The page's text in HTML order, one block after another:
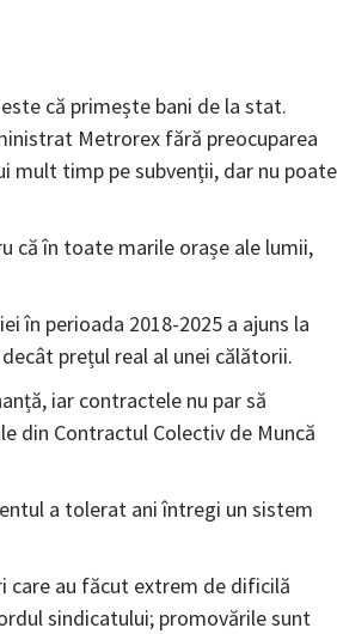
că primește bani de la stat.
Metrorex fără preocuparea
mult timp pe subvenții, dar nu poate
că în toate marile orașe ale lumii,
în perioada 2018-2025 a ajuns la
prețul real al unei călătorii.
iar contractele nu par să
din Contractul Colectiv de Muncă
a tolerat ani întregi un sistem
care au făcut extrem de dificilă
sindicatului; promovările sunt